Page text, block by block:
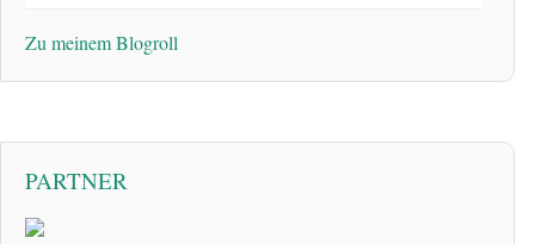
Zu meinem Blogroll
PARTNER